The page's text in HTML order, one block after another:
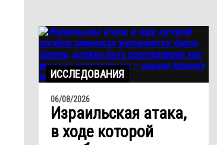
ИССЛЕДОВАНИЯ
06/08/2026
Израильская атака,
в ходе которой